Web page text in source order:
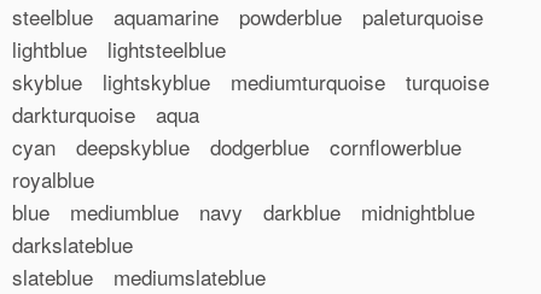
steelblue aquamarine powderblue paleturquoise
lightblue lightsteelblue
skyblue lightskyblue mediumturquoise turquoise
darkturquoise aqua
cyan deepskyblue dodgerblue cornflowerblue
royalblue
blue mediumblue navy darkblue midnightblue
darkslateblue
slateblue mediumslateblue